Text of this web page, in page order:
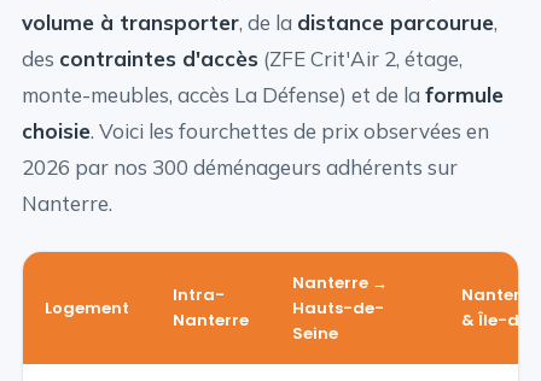
volume à transporter, de la distance parcourue,
des contraintes d'accès (ZFE Crit'Air 2, étage,
monte-meubles, accès La Défense) et de laformule
choisie. Voici les fourchettes de prix observées en
2026 par nos 300 déménageurs adhérents sur
Nanterre.
Logement
Intra-
Nanterre
Nanterre →
Hauts-de-
Seine
& Île-de-